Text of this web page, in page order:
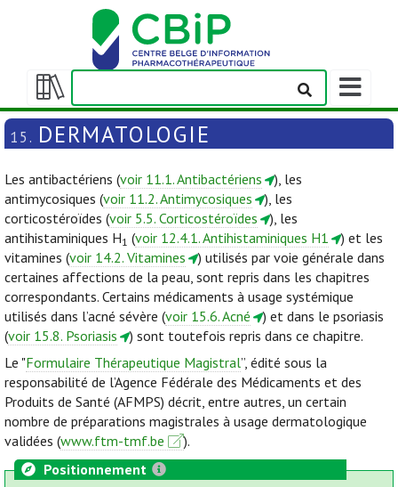
Afficher/masquer
la
table
matières
Afficher/
la
barre
navigation
15. DERMATOLOGIE
Les antibactériens (voir 11.1. Antibactériens
), les
antimycosiques (voir 11.2. Antimycosiques
), les
corticostéroïdes (voir 5.5. Corticostéroïdes
), les
antihistaminiques H1 (voir 12.4.1. Antihistaminiques H1
) et les
vitamines (voir 14.2. Vitamines
) utilisés par voie générale dans
certaines affections de la peau, sont repris dans les chapitres
correspondants. Certains médicaments à usage systémique
utilisés dans l’acné sévère (voir 15.6. Acné
) et dans le psoriasis
(voir 15.8. Psoriasis
) sont toutefois repris dans ce chapitre.
Le "Formulaire Thérapeutique Magistral”, édité sous la
responsabilité de l’Agence Fédérale des Médicaments et des
Produits de Santé (AFMPS) décrit, entre autres, un certain
nombre de préparations magistrales à usage dermatologique
validées (www.ftm-tmf.be
).
Positionnement